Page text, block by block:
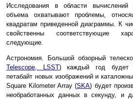
Исследования в области
объема охватывают проблемы,
квадратам приведенной диаграммы. К
свойственны соответствующие
следующие.
Астрономия. Большой обзорный
Telescope, LSST) каждый год будет
петабайт новых изображений и
Square Kilometer Array (SKA) будет
необработанных данных в секунду, и